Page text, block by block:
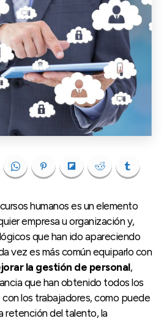
humanos es un elemento
empresa u organización y,
que han ido apareciendo
vez es más común equiparlo con
la gestión de personal,
que han obtenido todos los
los trabajadores, como puede
retención del talento, la